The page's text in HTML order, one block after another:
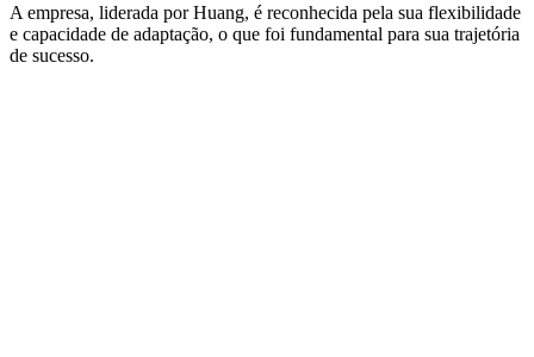
A empresa, liderada por Huang, é reconhecida pela sua flexibilidade
e capacidade de adaptação, o que foi fundamental para sua trajetória
de sucesso.